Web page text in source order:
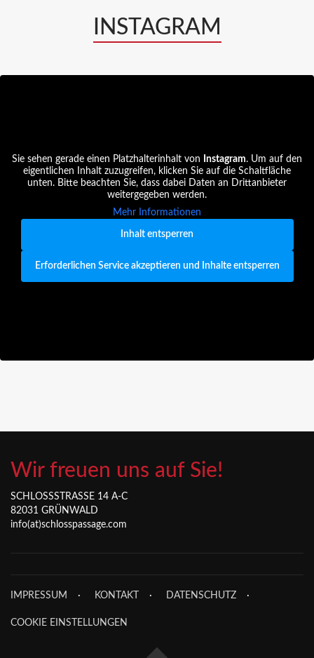
INSTAGRAM
Sie sehen gerade einen Platzhalterinhalt von Instagram. Um auf den
eigentlichen Inhalt zuzugreifen, klicken Sie auf die Schaltfläche
unten. Bitte beachten Sie, dass dabei Daten an Drittanbieter
weitergegeben werden.
Mehr Informationen
Inhalt entsperren
Erforderlichen Service akzeptieren und Inhalte entsperren
Wir freuen uns auf Sie!
SCHLOSSSTRASSE 14 A-C
82031 GRÜNWALD
info(at)schlosspassage.com
IMPRESSUM KONTAKT DATENSCHUTZ
COOKIE EINSTELLUNGEN